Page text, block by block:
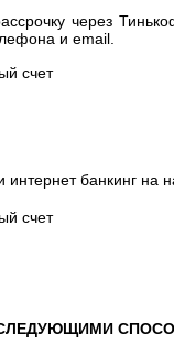
через
и email.
счет
банкинг
счет